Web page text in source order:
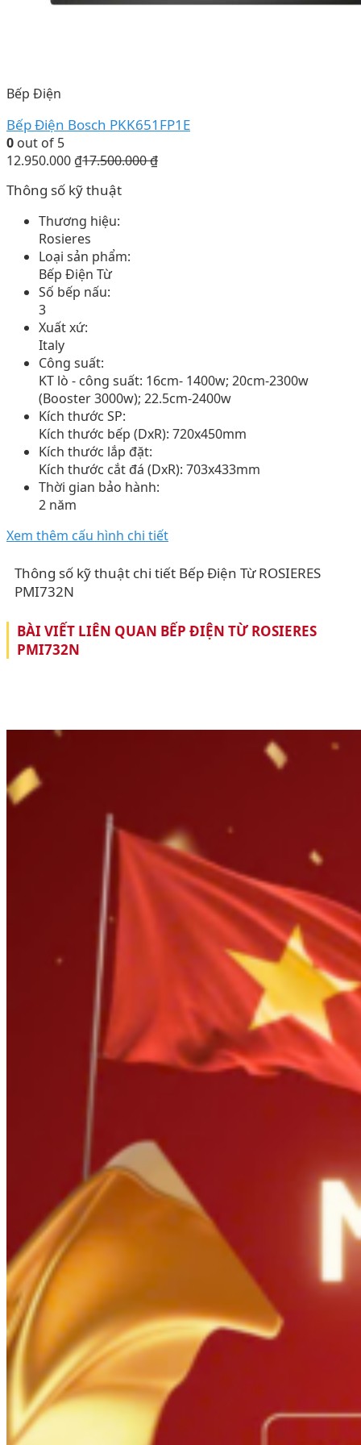
Bếp Điện
Bếp Điện Bosch PKK651FP1E
0 out of 5
12.950.000 ₫17.500.000₫
Thông số kỹ thuật
Thương hiệu:
Rosieres
Loại sản phẩm:
Bếp Điện Từ
Số bếp nấu:
3
Xuất xứ:
Italy
Công suất:
KT lò - công suất: 16cm- 1400w; 20cm-2300w
(Booster 3000w); 22.5cm-2400w
Kích thước SP:
Kích thước bếp (DxR): 720x450mm
Kích thước lắp đặt:
Kích thước cắt đá (DxR): 703x433mm
Thời gian bảo hành:
2 năm
Xem thêm cấu hình chi tiết
Thông số kỹ thuật chi tiết Bếp Điện Từ ROSIERES
PMI732N
BÀI VIẾT LIÊN QUAN BẾP ĐIỆN TỪ ROSIERES
PMI732N